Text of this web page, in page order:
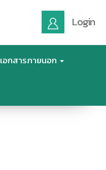
Login
เอกสารภายนอก